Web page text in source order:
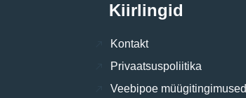
Kiirlingid
Kontakt
Privaatsuspoliitika
Veebipoe müügitingimused